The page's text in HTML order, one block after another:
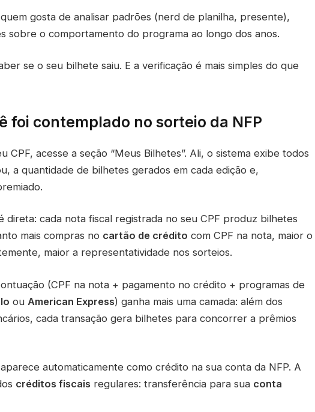
gosta de analisar padrões (nerd de planilha, presente),
sobre o comportamento do programa ao longo dos anos.
se o seu bilhete saiu. E a verificação é mais simples do que
foi contemplado no sorteio da NFP
acesse a seção “Meus Bilhetes”. Ali, o sistema exibe todos
a quantidade de bilhetes gerados em cada edição e,
direta: cada nota fiscal registrada no seu CPF produz bilhetes
mais compras no cartão de crédito com CPF na nota, maior o
maior a representatividade nos sorteios.
(CPF na nota + pagamento no crédito + programas de
ou American Express) ganha mais uma camada: além dos
cada transação gera bilhetes para concorrer a prêmios
automaticamente como crédito na sua conta da NFP. A
créditos fiscais regulares: transferência para sua conta